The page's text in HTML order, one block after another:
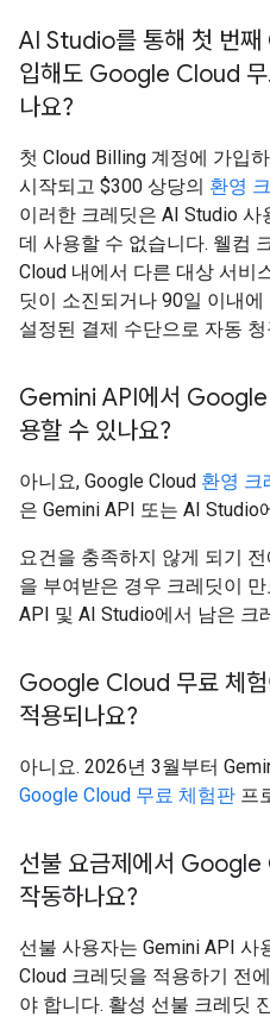
AI Studio를 통해 첫 번
입해도 Google Cloud 무
나요?
첫 Cloud Billing 계정에 가입
시작되고 $300 상당의 환영
이러한 크레딧은 AI Studio
데 사용할 수 없습니다. 웰컴
Cloud 내에서 다른 대상 서비
딧이 소진되거나 90일 이내
설정된 결제 수단으로 자동
Gemini API에서
용할 수 있나요?
아니요, Google Cloud 환영 크
은 Gemini API 또는 AI Studio
요건을 충족하지 않게 되기
을 부여받은 경우 크레딧이
API 및 AI Studio에서 남은 크
Google Cloud 무료 체
적용되나요?
아니요. 2026년 3월부터
Google Cloud 무료 체험판 프
선불 요금제에서 Google
작동하나요?
선불 사용자는 Gemini API
Cloud 크레딧을 적용하기 전
야 합니다. 활성 선불 크레딧